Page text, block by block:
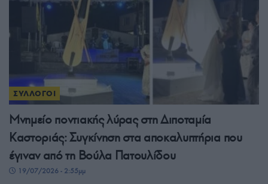
ΣΥΛΛΟΓΟΙ
Μνημείο ποντιακής λύρας στη Διποταμία
Καστοριάς: Συγκίνηση στα αποκαλυπτήρια που
έγιναν από τη Βούλα Πατουλίδου
19/07/2026 - 2:55μμ